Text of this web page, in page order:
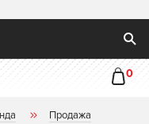
0
Продажа